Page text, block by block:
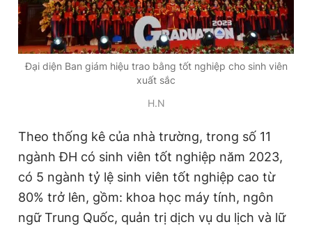
Đại diện Ban giám hiệu trao bằng tốt nghiệp cho sinh viên
xuất sắc
H.N
Theo thống kê của nhà trường, trong số 11
ngành ĐH có sinh viên tốt nghiệp năm 2023,
có 5 ngành tỷ lệ sinh viên tốt nghiệp cao từ
80% trở lên, gồm: khoa học máy tính, ngôn
ngữ Trung Quốc, quản trị dịch vụ du lịch và lữ